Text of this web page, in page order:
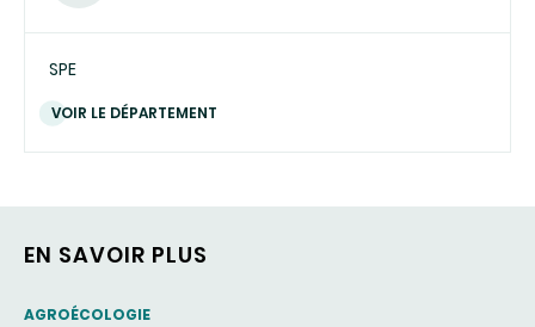
SPE
VOIR LE DÉPARTEMENT
EN SAVOIR PLUS
THEMATIC
AGROÉCOLOGIE